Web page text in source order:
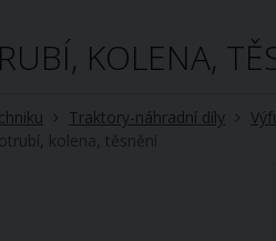
KOLENA,
Traktory-náhradní díly
kolena, těsnění